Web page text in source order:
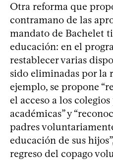
Otra reforma que
contramano de las
mandato de Bachelet
educación: en el
restablecer varias
sido eliminadas por la
ejemplo, se propone
el acceso a los
académicas” y
padres
educación de sus
regreso del copago